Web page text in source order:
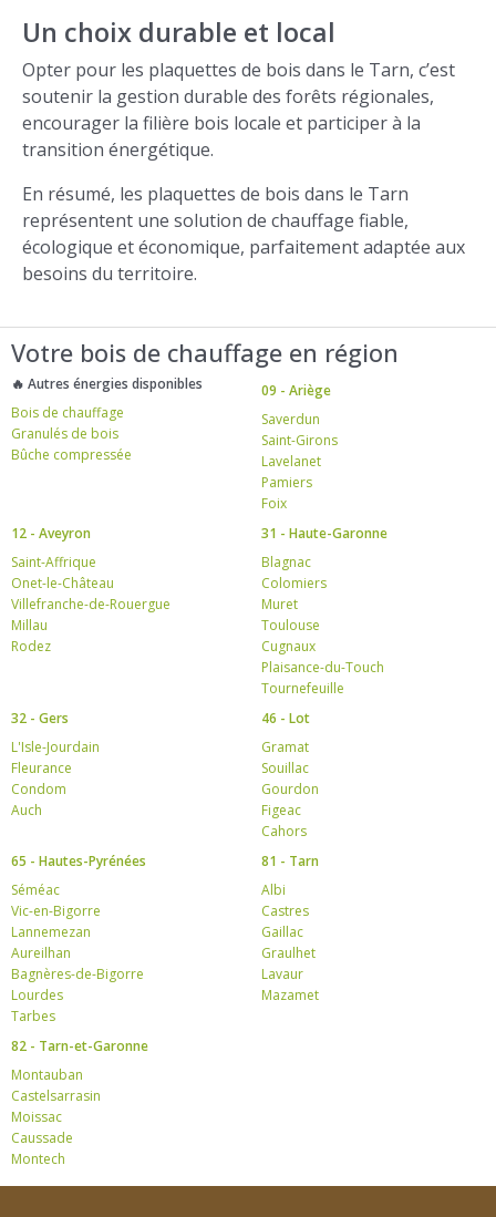
Un choix durable et local
Opter pour les plaquettes de bois dans le Tarn, c’est
soutenir la gestion durable des forêts régionales,
encourager la filière bois locale et participer à la
transition énergétique.
En résumé, les plaquettes de bois dans le Tarn
représentent une solution de chauffage fiable,
écologique et économique, parfaitement adaptée aux
besoins du territoire.
Votre bois de chauffage en région
🔥 Autres énergies disponibles
Bois de chauffage
Granulés de bois
Bûche compressée
09 - Ariège
Saverdun
Saint-Girons
Lavelanet
Pamiers
Foix
12 - Aveyron
Saint-Affrique
Onet-le-Château
Villefranche-de-Rouergue
Millau
Rodez
31 - Haute-Garonne
Blagnac
Colomiers
Muret
Toulouse
Cugnaux
Plaisance-du-Touch
Tournefeuille
32 - Gers
L'Isle-Jourdain
Fleurance
Condom
Auch
46 - Lot
Gramat
Souillac
Gourdon
Figeac
Cahors
65 - Hautes-Pyrénées
Séméac
Vic-en-Bigorre
Lannemezan
Aureilhan
Bagnères-de-Bigorre
Lourdes
Tarbes
81 - Tarn
Albi
Castres
Gaillac
Graulhet
Lavaur
Mazamet
82 - Tarn-et-Garonne
Montauban
Castelsarrasin
Moissac
Caussade
Montech